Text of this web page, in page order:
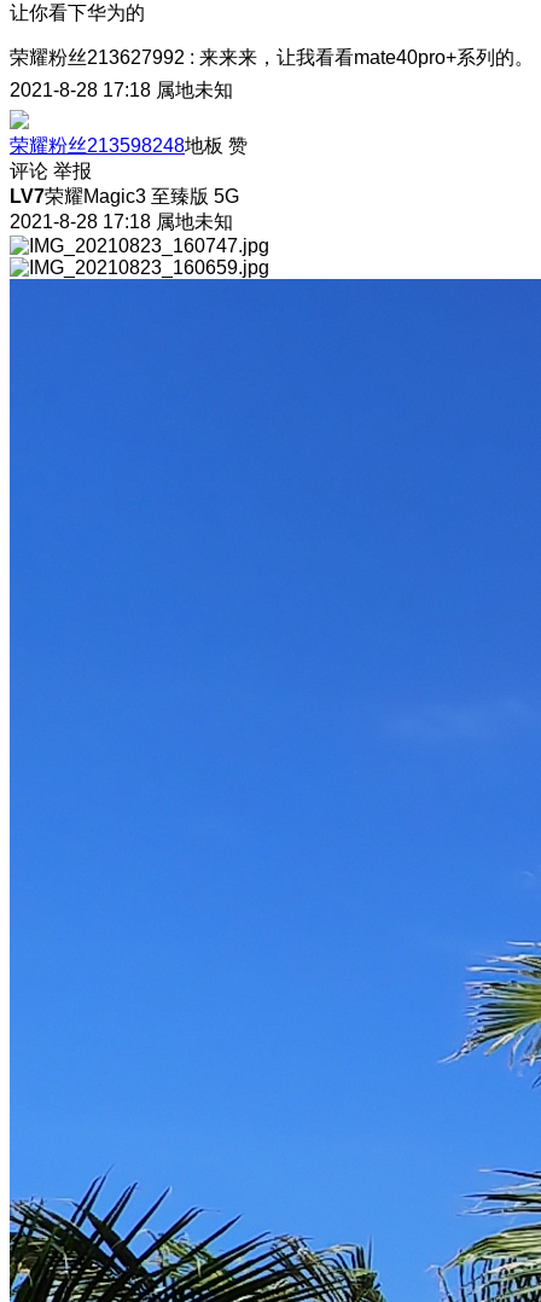
让你看下华为的
荣耀粉丝213627992 : 来来来，让我看看mate40pro+系列的。
2021-8-28 17:18 属地未知
荣耀粉丝213598248地板 赞
评论 举报
LV7荣耀Magic3 至臻版 5G
2021-8-28 17:18 属地未知